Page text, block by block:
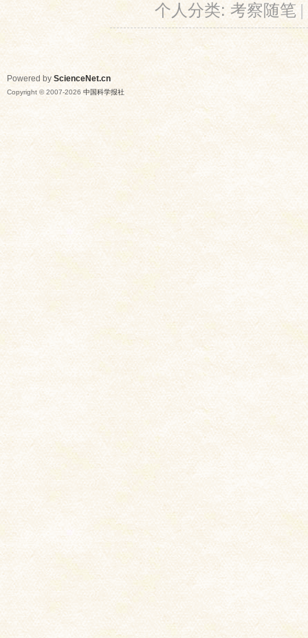
个人分类:考察随笔 |
Powered by ScienceNet.cn
Copyright © 2007-2026 中国科学报社